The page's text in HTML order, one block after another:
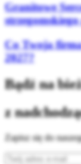
Granitowe
Co Twoja
2027?
Bądź na
z
Zapisz się do